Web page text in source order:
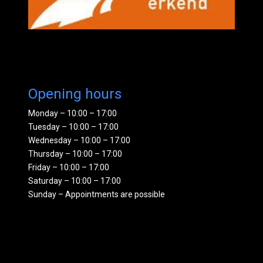
Opening hours
Monday – 10:00 – 17:00
Tuesday – 10:00 – 17:00
Wednesday – 10:00 – 17:00
Thursday – 10:00 – 17:00
Friday – 10:00 – 17:00
Saturday – 10:00 – 17:00
Sunday – Appointments are possible